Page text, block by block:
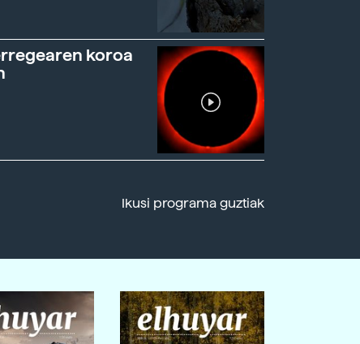
koroa
Ikusi programa guztiak